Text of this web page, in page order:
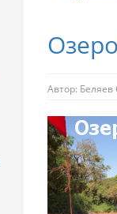
Автор: Беляев